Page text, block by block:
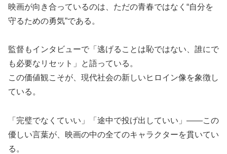
映画が向き合っているのは、ただの青春ではなく“自分を
守るための勇気”である。
監督もインタビューで「逃げることは恥ではない、誰にで
も必要なリセット」と語っている。
この価値観こそが、現代社会の新しいヒロイン像を象徴し
ている。
「完璧でなくていい」「途中で投げ出していい」――この
優しい言葉が、映画の中の全てのキャラクターを貫いてい
る。